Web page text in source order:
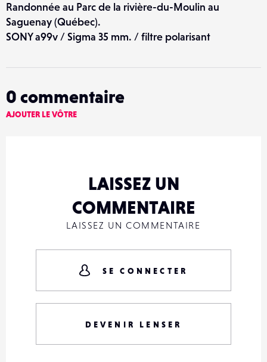
Randonnée au Parc de la rivière-du-Moulin au
Saguenay (Québec).
SONY a99v / Sigma 35 mm. / filtre polarisant
0 commentaire
AJOUTER LE VÔTRE
LAISSEZ UN
COMMENTAIRE
LAISSEZ UN COMMENTAIRE
SE CONNECTER
DEVENIR LENSER